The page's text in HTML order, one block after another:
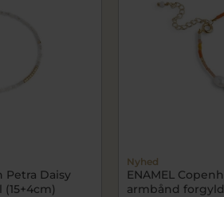
Petra Daisy
Nyhed
ENAMEL
armbånd